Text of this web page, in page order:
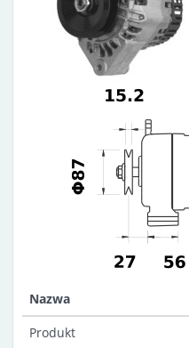
Nazwa
Produkt